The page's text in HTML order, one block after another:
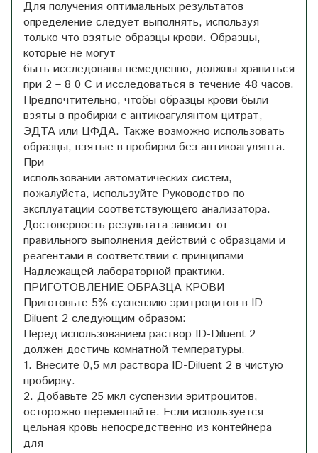
Для получения оптимальных результатов
определение следует выполнять, используя
только что взятые образцы крови. Образцы,
которые не могут
быть исследованы немедленно, должны храниться
при 2 – 8 0 С и исследоваться в течение 48 часов.
Предпочтительно, чтобы образцы крови были
взяты в пробирки с антикоагулянтом цитрат,
ЭДТА или ЦФДА. Также возможно использовать
образцы, взятые в пробирки без антикоагулянта.
При
использовании автоматических систем,
пожалуйста, используйте Руководство по
эксплуатации соответствующего анализатора.
Достоверность результата зависит от
правильного выполнения действий с образцами и
реагентами в соответствии с принципами
Надлежащей лабораторной практики.
ПРИГОТОВЛЕНИЕ ОБРАЗЦА КРОВИ
Приготовьте 5% суспензию эритроцитов в ID-
Diluent 2 следующим образом:
Перед использованием раствор ID-Diluent 2
должен достичь комнатной температуры.
1. Внесите 0,5 мл раствора ID-Diluent 2 в чистую
пробирку.
2. Добавьте 25 мкл суспензии эритроцитов,
осторожно перемешайте. Если используется
цельная кровь непосредственно из контейнера
для